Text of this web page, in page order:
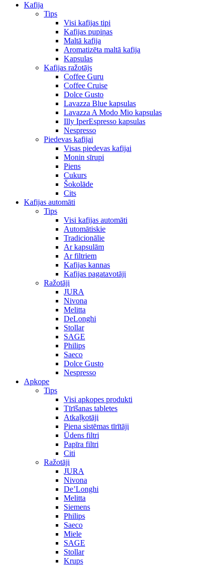
Kafija
Tips
Visi kafijas tipi
Kafijas pupiņas
Maltā kafija
Aromatizēta maltā kafija
Kapsulas
Kafijas ražotājs
Coffee Guru
Coffee Cruise
Dolce Gusto
Lavazza Blue kapsulas
Lavazza A Modo Mio kapsulas
Illy IperEspresso kapsulas
Nespresso
Piedevas kafijai
Visas piedevas kafijai
Monin sīrupi
Piens
Cukurs
Šokolāde
Cits
Kafijas automāti
Tips
Visi kafijas automāti
Automātiskie
Tradicionālie
Ar kapsulām
Ar filtriem
Kafijas kannas
Kafijas pagatavotāji
Ražotāji
JURA
Nivona
Melitta
DeLonghi
Stollar
SAGE
Philips
Saeco
Dolce Gusto
Nespresso
Apkope
Tips
Visi apkopes produkti
Tīrīšanas tabletes
Atkaļķotāji
Piena sistēmas tīrītāji
Ūdens filtri
Papīra filtri
Citi
Ražotāji
JURA
Nivona
De’Longhi
Melitta
Siemens
Philips
Saeco
Miele
SAGE
Stollar
Krups